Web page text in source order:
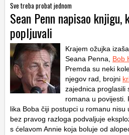
Sve treba probat jednom
Sean Penn napisao
popljuvali
Krajem ožujka
Seana Penna, Bob
Premda su neki
njegov rad, brojni
zajednica proglasili
romana u povijesti.
lika Boba čiji postupci u romanu nisu
bez pravog razloga podvaljuje
s ćelavom Annie koja boluje od